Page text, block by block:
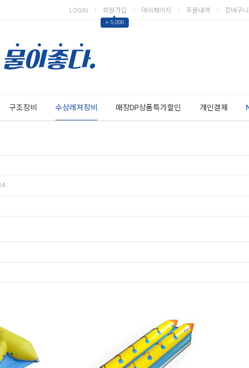
LOGIN 회원가입
▲
+ 5,000
마이페이지 주문내역 장바구니
구조장비 수상레져장비 매장DP상품특가할인 개인결제